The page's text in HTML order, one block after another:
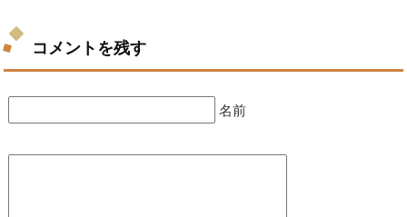
コメントを残す
名前